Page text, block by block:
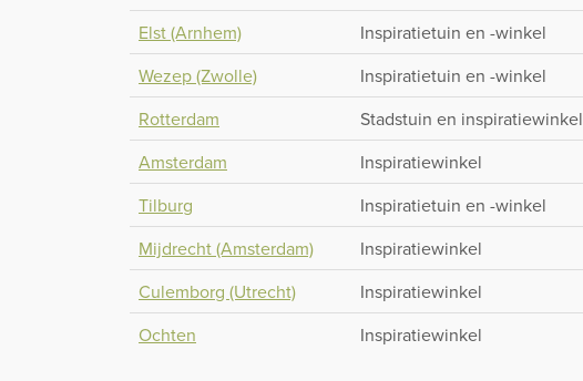
Elst (Arnhem)
Inspiratietuin en -winkel
Wezep (Zwolle)
Inspiratietuin en -winkel
Rotterdam
Stadstuin en inspiratiewinkel
Amsterdam
Inspiratiewinkel
Tilburg
Inspiratietuin en -winkel
Mijdrecht (Amsterdam)
Inspiratiewinkel
Culemborg (Utrecht)
Inspiratiewinkel
Ochten
Inspiratiewinkel